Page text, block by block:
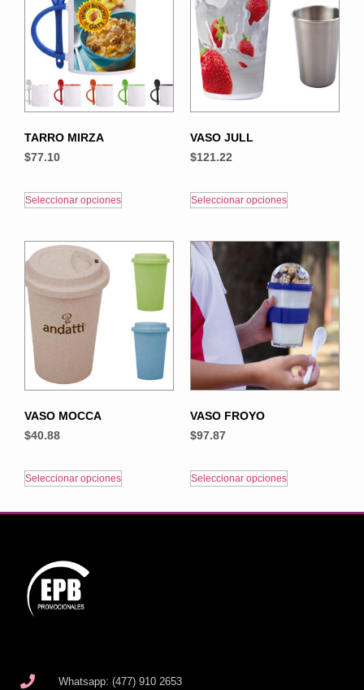
TARRO MIRZA
$77.10
Seleccionar opciones
VASO JULL
$121.22
Seleccionar opciones
VASO MOCCA
$40.88
Seleccionar opciones
VASO FROYO
$97.87
Seleccionar opciones
Whatsapp: (477) 910 2653